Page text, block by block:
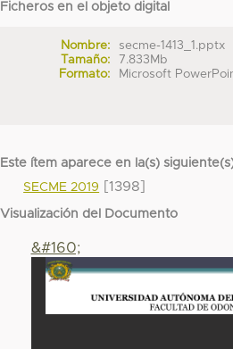
Ficheros en el objeto digital
Nombre:
secme-1413_1.pptx
Tamaño:
7.833Mb
Formato:
Microsoft
Este ítem aparece en la(s)
SECME 2019
[1398]
Visualización del Documento
&#160;